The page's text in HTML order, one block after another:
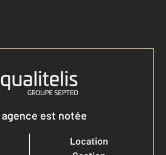
à mon compte
est notée
Location